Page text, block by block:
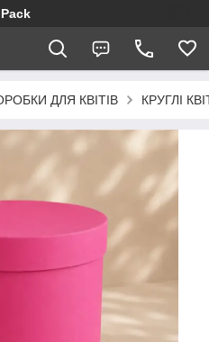
ДЛЯ КВІТІВ КРУГЛІ